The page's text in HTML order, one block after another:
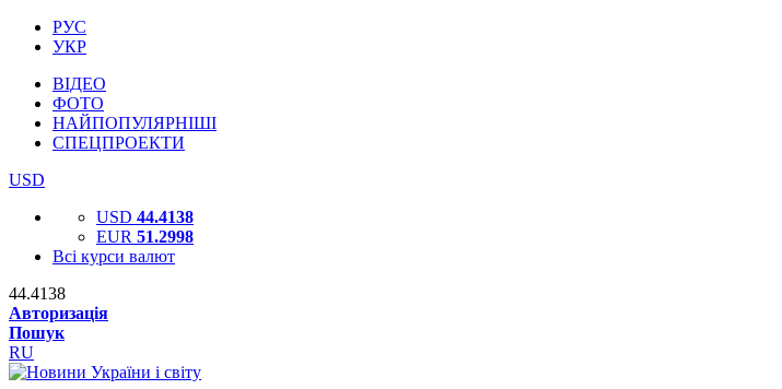
РУС
УКР
ВІДЕО
ФОТО
НАЙПОПУЛЯРНІШІ
СПЕЦПРОЕКТИ
USD
USD 44.4138
EUR 51.2998
Всі курси валют
44.4138
Авторизація
Пошук
RU